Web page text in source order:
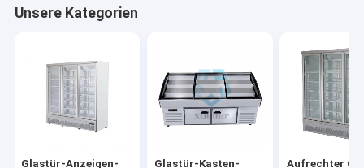
Unsere Kategorien
Glastür-Anzeigen- Glastür-Kasten- Aufrechter